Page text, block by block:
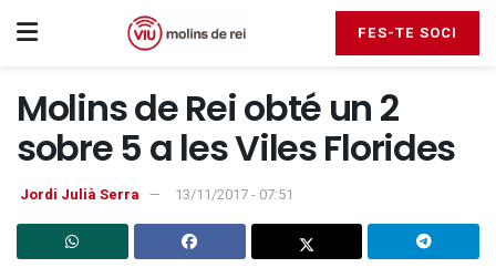
FES-TE SOCI
Molins de Rei obté un 2
sobre 5 a les Viles Florides
Jordi Julià Serra 13/11/2017 - 07:51